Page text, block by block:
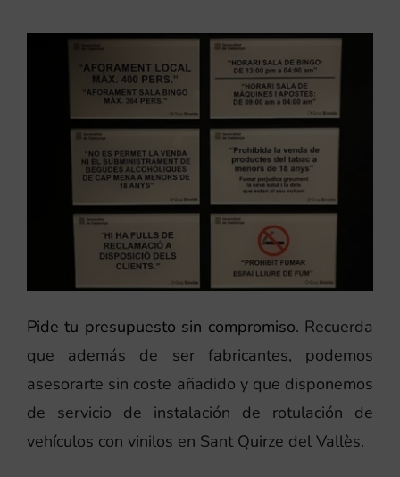
Pide tu presupuesto sin compromiso. Recuerda
que además de ser fabricantes, podemos
asesorarte sin coste añadido y que disponemos
de servicio de instalación de rotulación de
vehículos con vinilos en Sant Quirze del Vallès.